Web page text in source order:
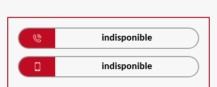
indisponible
indisponible